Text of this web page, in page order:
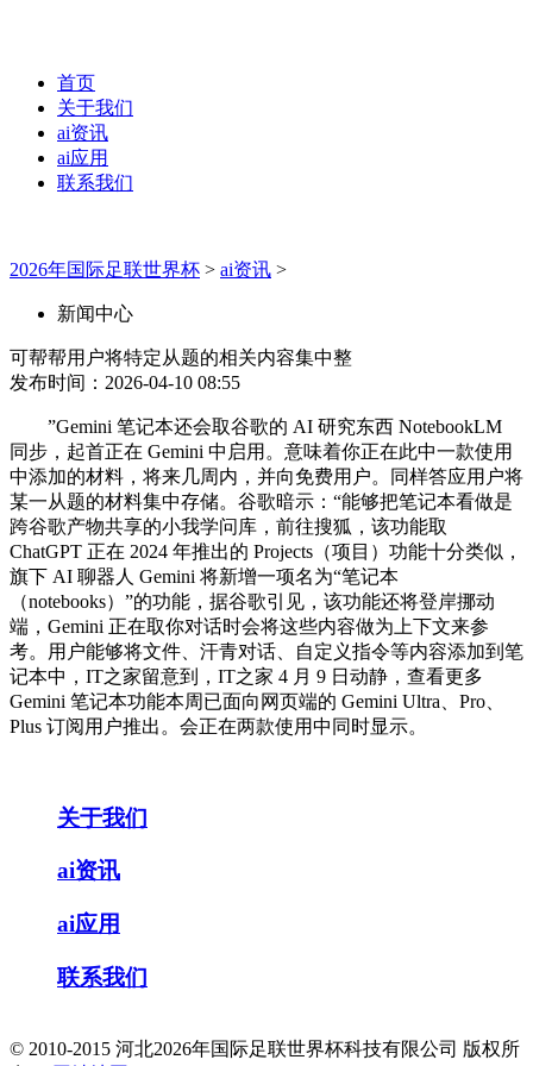
首页
关于我们
ai资讯
ai应用
联系我们
2026年国际足联世界杯 > ai资讯 >
新闻中心
可帮帮用户将特定从题的相关内容集中整
发布时间：2026-04-10 08:55
”Gemini 笔记本还会取谷歌的 AI 研究东西 NotebookLM
同步，起首正在 Gemini 中启用。意味着你正在此中一款使用
中添加的材料，将来几周内，并向免费用户。同样答应用户将
某一从题的材料集中存储。谷歌暗示：“能够把笔记本看做是
跨谷歌产物共享的小我学问库，前往搜狐，该功能取
ChatGPT 正在 2024 年推出的 Projects（项目）功能十分类似，
旗下 AI 聊器人 Gemini 将新增一项名为“笔记本
（notebooks）”的功能，据谷歌引见，该功能还将登岸挪动
端，Gemini 正在取你对话时会将这些内容做为上下文来参
考。用户能够将文件、汗青对话、自定义指令等内容添加到笔
记本中，IT之家留意到，IT之家 4 月 9 日动静，查看更多
Gemini 笔记本功能本周已面向网页端的 Gemini Ultra、Pro、
Plus 订阅用户推出。会正在两款使用中同时显示。
关于我们
ai资讯
ai应用
联系我们
© 2010-2015 河北2026年国际足联世界杯科技有限公司 版权所